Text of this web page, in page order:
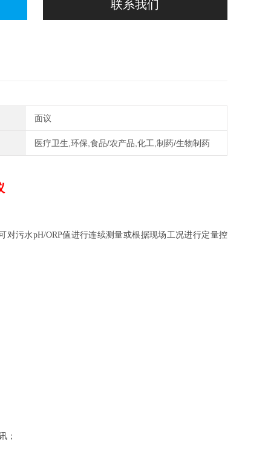
联系我们
面议
医疗卫生,环保,食品/农产品,化工,制药/生物制药
对污水pH/ORP值进行连续测量或根据现场工况进行定量控
；